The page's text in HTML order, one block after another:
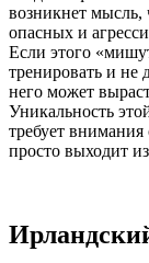
возникнет мысль,
опасных и
Если этого
тренировать и не
него может
Уникальность
требует внимания
просто выходит